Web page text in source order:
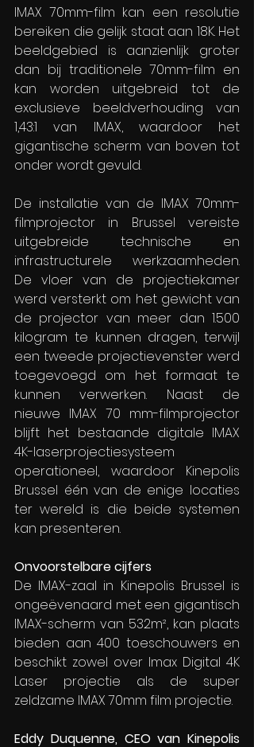
IMAX 70mm-film kan een resolutie
bereiken die gelijk staat aan 18K. Het
beeldgebied is aanzienlijk groter
dan bij traditionele 70mm-film en
kan worden uitgebreid tot de
exclusieve beeldverhouding van
1,43:1 van IMAX, waardoor het
gigantische scherm van boven tot
onder wordt gevuld.
De installatie van de IMAX 70mm-
filmprojector in Brussel vereiste
uitgebreide technische en
infrastructurele werkzaamheden.
De vloer van de projectiekamer
werd versterkt om het gewicht van
de projector van meer dan 1.500
kilogram te kunnen dragen, terwijl
een tweede projectievenster werd
toegevoegd om het formaat te
kunnen verwerken. Naast de
nieuwe IMAX 70 mm-filmprojector
blijft het bestaande digitale IMAX
4K-laserprojectiesysteem
operationeel, waardoor Kinepolis
Brussel één van de enige locaties
ter wereld is die beide systemen
kan presenteren.
Onvoorstelbare cijfers
De IMAX-zaal in Kinepolis Brussel is
ongeëvenaard met een gigantisch
IMAX-scherm van 532m², kan plaats
bieden aan 400 toeschouwers en
beschikt zowel over Imax Digital 4K
Laser projectie als de super
zeldzame IMAX 70mm film projectie.
Eddy Duquenne, CEO van Kinepolis